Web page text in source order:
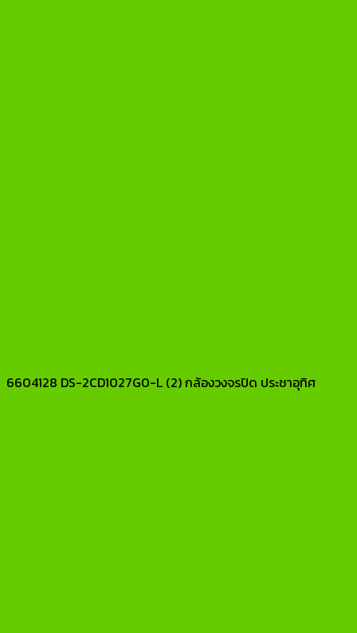
6604128 DS-2CD1027G0-L (2) กล้องวงจรปิด ประชาอุทิศ